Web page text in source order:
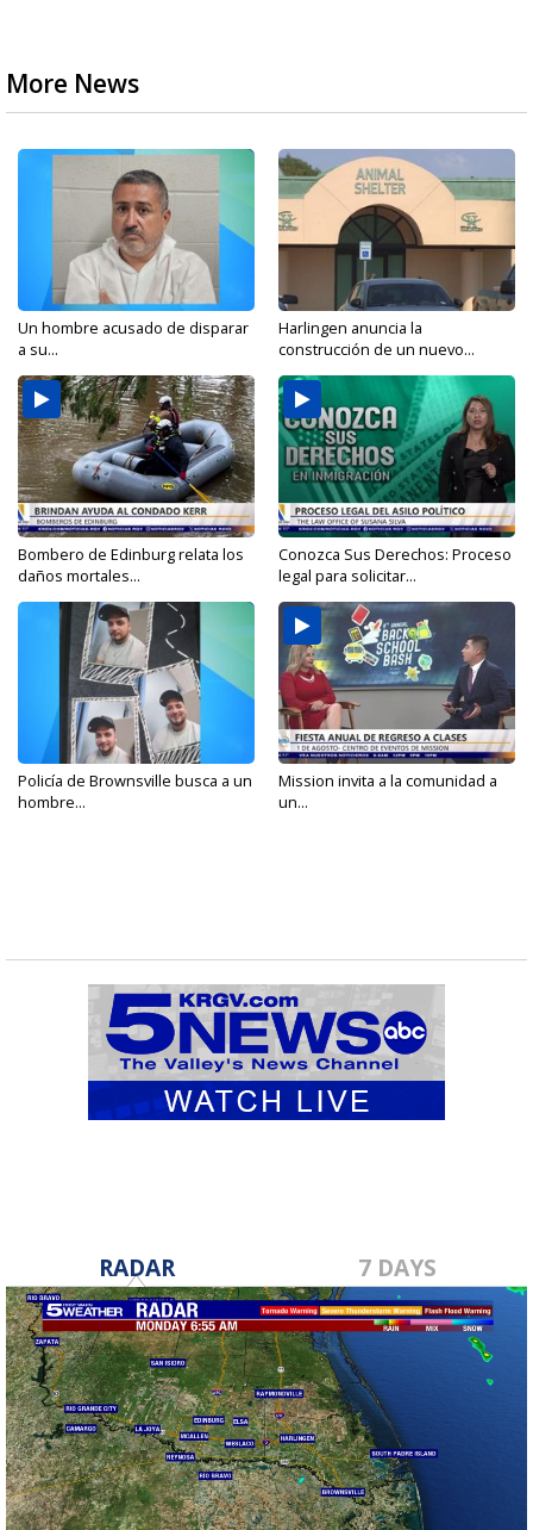
More News
Un hombre acusado de disparar
a su...
Harlingen anuncia la
construcción de un nuevo...
Bombero de Edinburg relata los
daños mortales...
Conozca Sus Derechos: Proceso
legal para solicitar...
Policía de Brownsville busca a un
hombre...
Mission invita a la comunidad a
un...
RADAR 7 DAYS